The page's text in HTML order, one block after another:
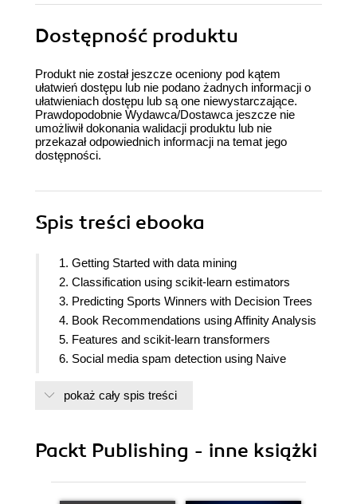
Dostępność produktu
Produkt nie został jeszcze oceniony pod kątem
ułatwień dostępu lub nie podano żadnych informacji o
ułatwieniach dostępu lub są one niewystarczające.
Prawdopodobnie Wydawca/Dostawca jeszcze nie
umożliwił dokonania walidacji produktu lub nie
przekazał odpowiednich informacji na temat jego
dostępności.
Spis treści ebooka
1. Getting Started with data mining
2. Classification using scikit-learn estimators
3. Predicting Sports Winners with Decision Trees
4. Book Recommendations using Affinity Analysis
5. Features and scikit-learn transformers
6. Social media spam detection using Naive
7. Follow recommendations using graph mining
10. Clustering news articles
pokaż cały spis treści
Packt Publishing - inne książki